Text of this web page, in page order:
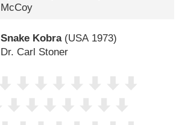
McCoy
Snake Kobra(USA1973)
Dr. Carl Stoner